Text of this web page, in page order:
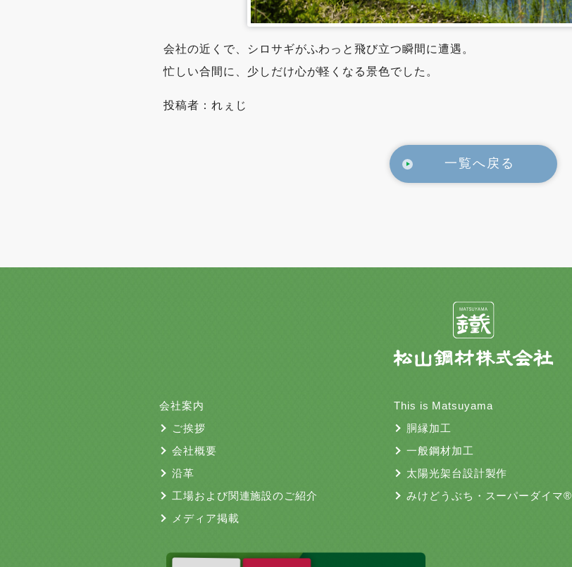
会社の近くで、シロサギがふわっと飛び立つ瞬間に遭遇。
忙しい合間に、少しだけ心が軽くなる景色でした。
投稿者：れぇじ
一覧へ戻る
会社案内
ご挨拶
会社概要
沿革
工場および関連施設のご紹介
メディア掲載
This is Matsuyama
胴縁加工
一般鋼材加工
太陽光架台設計製作
みけどうぶち・スーパーダイマ®